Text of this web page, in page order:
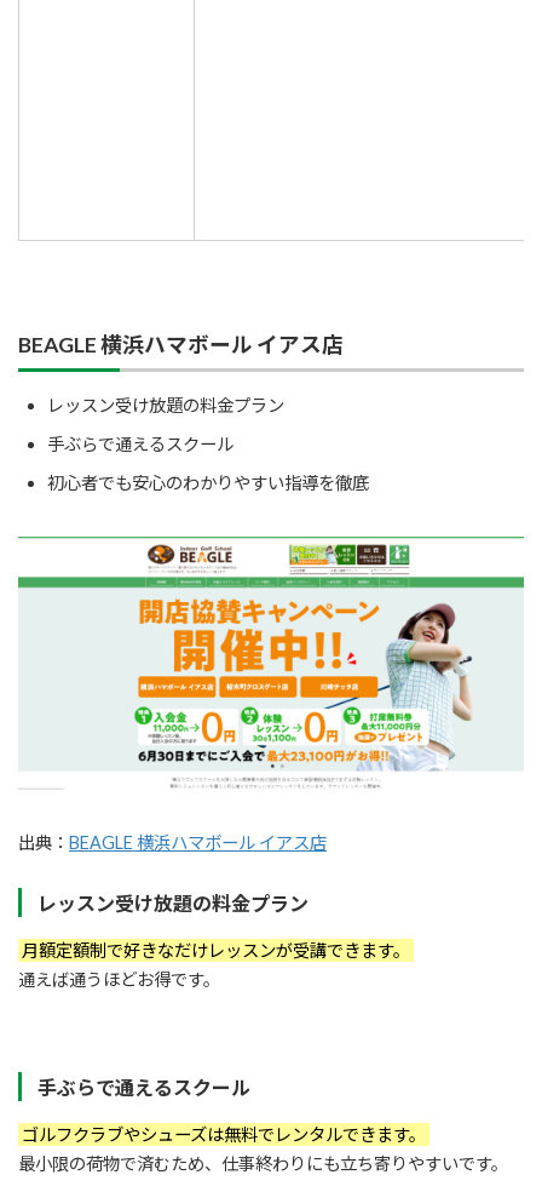
BEAGLE 横浜ハマボール イアス店
レッスン受け放題の料金プラン
手ぶらで通えるスクール
初心者でも安心のわかりやすい指導を徹底
出典： BEAGLE 横浜ハマボール イアス店
レッスン受け放題の料金プラン
月額定額制で好きなだけレッスンが受講できます。
通えば通うほどお得です。
手ぶらで通えるスクール
ゴルフクラブやシューズは無料でレンタルできます。
最小限の荷物で済むため、仕事終わりにも立ち寄りやすいです。